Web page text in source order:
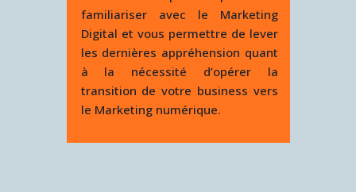
familiariser avec le Marketing
Digital et vous permettre de lever
les dernières appréhension quant
à la nécessité d’opérer la
transition de votre business vers
le Marketing numérique.